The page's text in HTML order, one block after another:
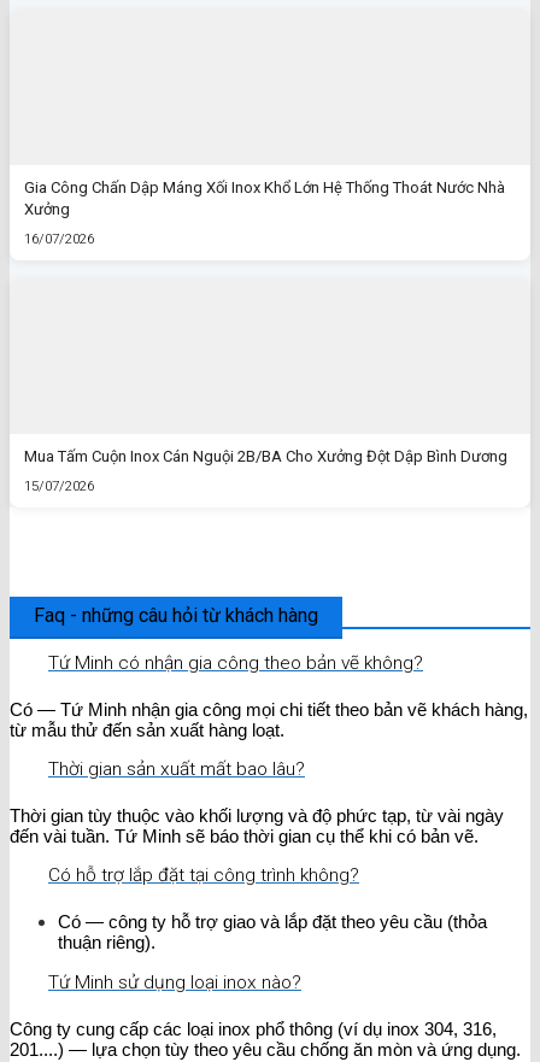
Gia Công Chấn Dập Máng Xối Inox Khổ Lớn Hệ Thống Thoát Nước Nhà
Xưởng
16/07/2026
Mua Tấm Cuộn Inox Cán Nguội 2B/BA Cho Xưởng Đột Dập Bình Dương
15/07/2026
Faq - những câu hỏi từ khách hàng
Tứ Minh có nhận gia công theo bản vẽ không?
Có — Tứ Minh nhận gia công mọi chi tiết theo bản vẽ khách hàng,
từ mẫu thử đến sản xuất hàng loạt.
Thời gian sản xuất mất bao lâu?
Thời gian tùy thuộc vào khối lượng và độ phức tạp, từ vài ngày
đến vài tuần. Tứ Minh sẽ báo thời gian cụ thể khi có bản vẽ.
Có hỗ trợ lắp đặt tại công trình không?
Có — công ty hỗ trợ giao và lắp đặt theo yêu cầu (thỏa
thuận riêng).
Tứ Minh sử dụng loại inox nào?
Công ty cung cấp các loại inox phổ thông (ví dụ inox 304, 316,
201....) — lựa chọn tùy theo yêu cầu chống ăn mòn và ứng dụng.